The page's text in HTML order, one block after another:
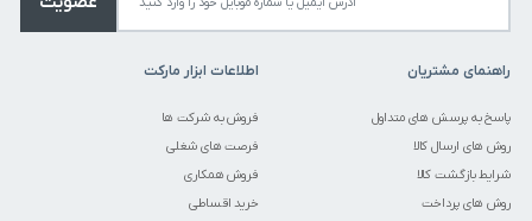
راهنمای مشتریان
پاسخ به پرسش های متداول
روش های ارسال کالا
شرایط بازگشت کالا
روش های پرداخت
اطلاعات ابزار مارکت
فروش به شرکت ها
فرصت های شغلی
فروش همکاری
خرید اقساطی